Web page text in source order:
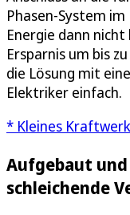
Phasen-System
Energie dann
Ersparnis um bis
die Lösung mit
Elektriker einfach.
* Kleines
Aufgebaut
schleichende